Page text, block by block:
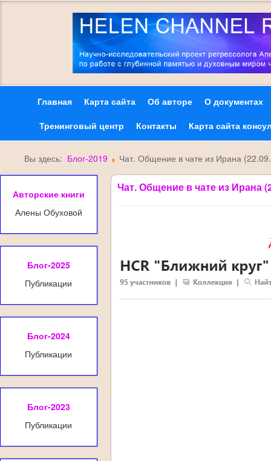
Главная Карта сайта Об авторе
О документах
Тренинговый центр
Контакты Карта сайта
Вы здесь: Блог-2019 Чат. Общение в чате из Ирана
Авторские книги
Алены Обуховой
Блог-2025
Публикации
Блог-2024
Публикации
Блог-2023
Публикации
Чат. Общение в чате из Ирана